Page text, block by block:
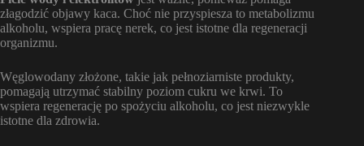
złagodzić objawy kaca. Choć nie przyspiesza to metabolizmu
alkoholu, wspiera pracę nerek, co jest istotne dla regeneracji
organizmu.
Węglowodany złożone, takie jak pełnoziarniste produkty,
pomagają utrzymać stabilny poziom cukru we krwi. To
wspiera regenerację po spożyciu alkoholu, co jest niezwykle
istotne dla zdrowia.